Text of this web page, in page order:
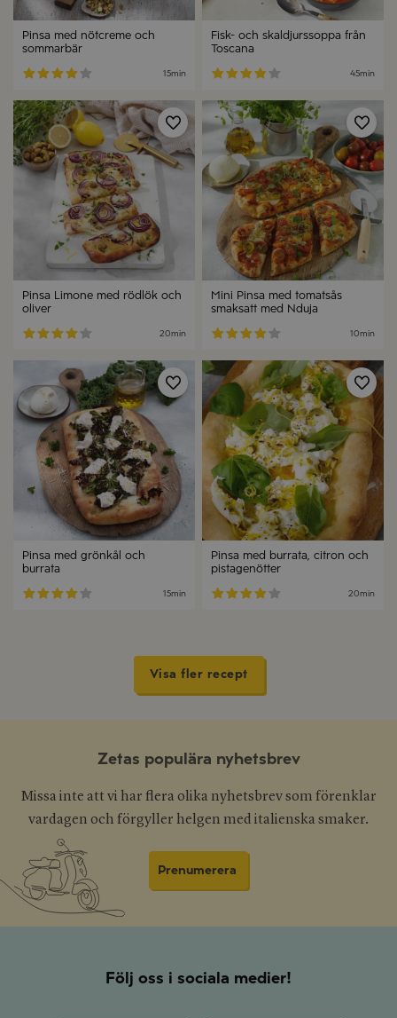
Pinsa med nötcreme och
sommarbär
15min
Fisk- och skaldjurssoppa från
Toscana
45min
Spara
Pinsa Limone med rödlök och
oliver
20min
Mini Pinsa med tomatsås
smaksatt med Nduja
10min
Spara
Pinsa med grönkål och
burrata
15min
Pinsa med burrata, citron och
pistagenötter
20min
Visa fler recept
Zetas populära nyhetsbrev
Missa inte att vi har flera olika nyhetsbrev som förenklar
vardagen och förgyller helgen med italienska smaker.
Prenumerera
Följ oss i sociala medier!